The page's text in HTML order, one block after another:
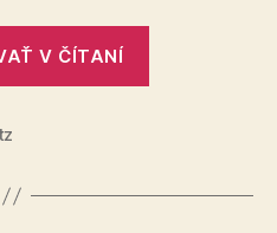
V ČÍTANÍ